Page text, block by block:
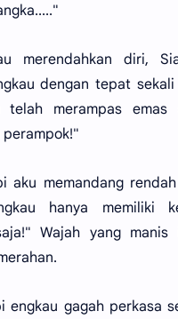
merendahkan diri,
dengan tepat
telah merampas
aku memandang
hanya memiliki
Wajah yang
engkau gagah perkasa